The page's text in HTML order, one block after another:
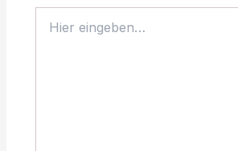
eingeben…